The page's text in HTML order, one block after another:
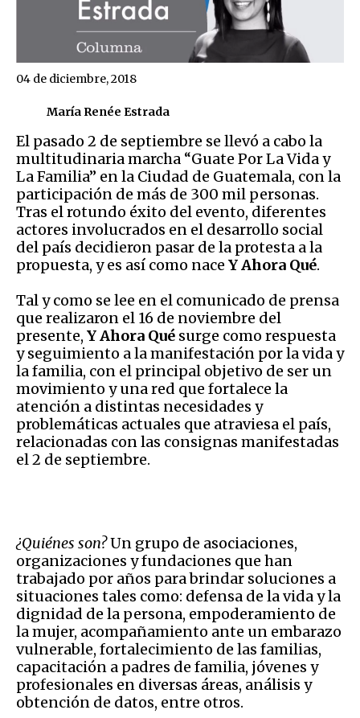
María Renée Estrada
04 de diciembre, 2018
El pasado 2 de septiembre se llevó a cabo la
multitudinaria marcha “Guate Por La Vida y
La Familia” en la Ciudad de Guatemala, con la
participación de más de 300 mil personas.
Tras el rotundo éxito del evento, diferentes
actores involucrados en el desarrollo social
del país decidieron pasar de la protesta a la
propuesta, y es así como nace Y Ahora Qué.
Tal y como se lee en el comunicado de prensa
que realizaron el 16 de noviembre del
presente, Y Ahora Qué surge como respuesta
y seguimiento a la manifestación por la vida y
la familia, con el principal objetivo de ser un
movimiento y una red que fortalece la
atención a distintas necesidades y
problemáticas actuales que atraviesa el país,
relacionadas con las consignas manifestadas
el 2 de septiembre.
¿Quiénes son?Un grupo de asociaciones,
organizaciones y fundaciones que han
trabajado por años para brindar soluciones a
situaciones tales como: defensa de la vida y la
dignidad de la persona, empoderamiento de
la mujer, acompañamiento ante un embarazo
vulnerable, fortalecimiento de las familias,
capacitación a padres de familia, jóvenes y
profesionales en diversas áreas, análisis y
obtención de datos, entre otros.